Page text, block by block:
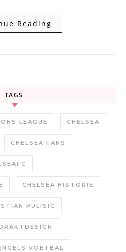
Reading
TAGS
LEAGUE CHELSEA
CHELSEA FANS
CHELSEA HISTORIE
PULISIC
VOETBAL